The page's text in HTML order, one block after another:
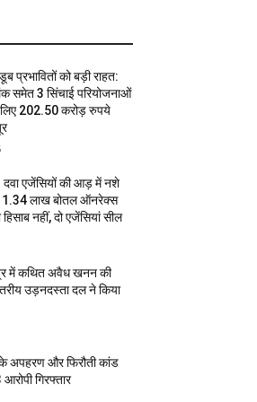
प्रभावितों को बड़ी राहत:
समेत 3 सिंचाई परियोजनाओं
202.50 करोड़ रुपये
एजेंसियों की आड़ में नशे
1.34 लाख बोतल ऑनरेक्स
नहीं, दो एजेंसियां सील
में कथित अवैध खनन की
उड़नदस्ता दल ने किया
के अपहरण और फिरौती कांड
गिरफ्तार